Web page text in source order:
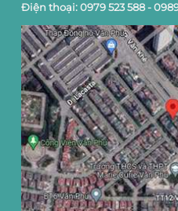
Điện thoại: 0979 523 588 -